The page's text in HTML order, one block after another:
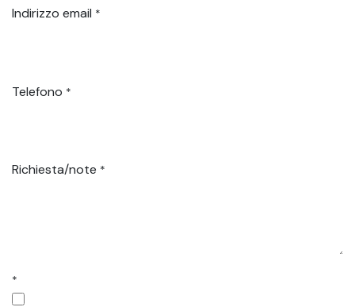
Indirizzo email *
Telefono *
Richiesta/note *
*